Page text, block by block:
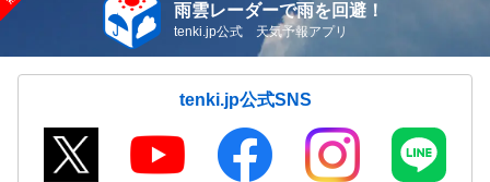
雨雲レーダーで雨を回避！
tenki.jp公式 天気予報アプリ
tenki.jp公式SNS